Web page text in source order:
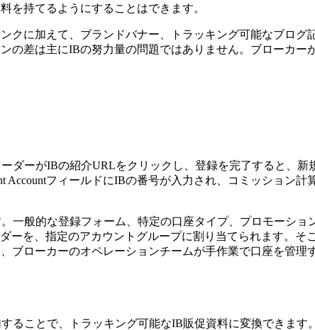
を持てるようにすることはできます。
クに加えて、ブランドバナー、トラッキング可能なブログ
の差は主にIBの努力量の問題ではありません。ブローカ
ダーがIBの紹介URLをクリックし、登録を完了すると、新
フィールドにIBの番号が入力され、コミッション
般的な登録フォーム、特定の口座タイプ、プロモーショ
ーを、指定のアカウントグループに割り当てられます。
ブローカーのオペレーションチームが手作業で口座を管
ることで、トラッキング可能なIB販促資料に変換できま